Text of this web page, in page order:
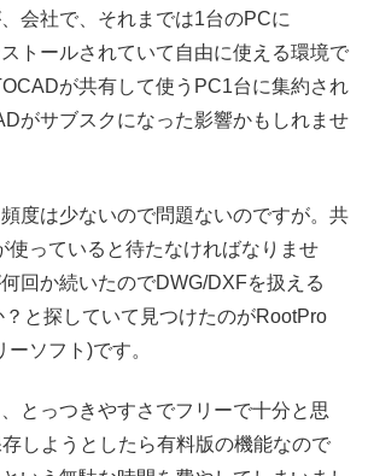
会社で、それまでは1台のPCに
トールされていて自由に使える環境で
が共有して使うPC1台に集約され
がサブスクになった影響かもしれませ
度は少ないので問題ないのですが。共
使っていると待たなければなりませ
回か続いたのでDWG/DXFを扱える
と探していて見つけたのがRootPro
ソフト)です。
とっつきやすさでフリーで十分と思
しようとしたら有料版の機能なので